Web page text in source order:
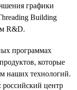
графики
Building
R&D.
программах
которые
наших технологий.
центр